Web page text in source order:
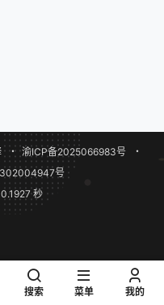
・ 渝ICP备2025066983号
・
号
秒
搜索 菜单 我的